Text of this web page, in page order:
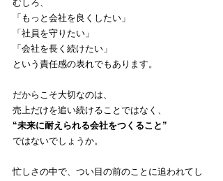
むしろ、
「もっと会社を良くしたい」
「社員を守りたい」
「会社を長く続けたい」
という責任感の表れでもあります。
だからこそ大切なのは、
売上だけを追い続けることではなく、
“未来に耐えられる会社をつくること”
ではないでしょうか。
忙しさの中で、つい目の前のことに追われてし